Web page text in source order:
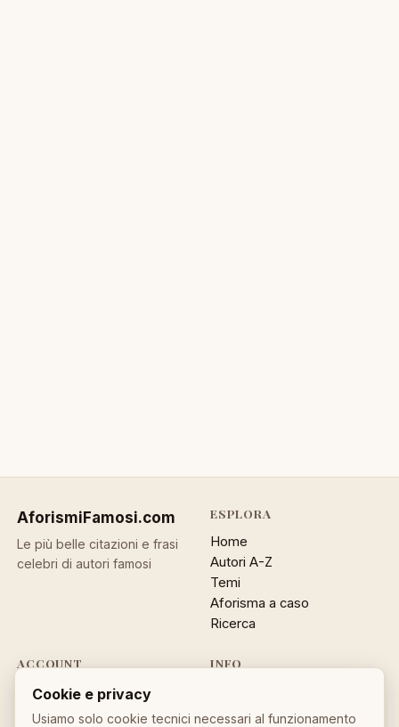
AforismiFamosi.com
Le più belle citazioni e frasi
celebri di autori famosi
ESPLORA
Home
Autori A-Z
Temi
Aforisma a caso
Ricerca
ACCOUNT
Accedi
Registrati
INFO
Privacy
Cookie e privacy
Usiamo solo cookie tecnici necessari al funzionamento